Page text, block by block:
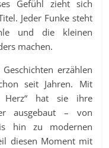
Gefühl zieht sich
Jeder Funke steht
und die kleinen
machen.
Geschichten erzählen
seit Jahren. Mit
Herz“ hat sie ihre
ausgebaut – von
hin zu modernen
diesen Moment mit